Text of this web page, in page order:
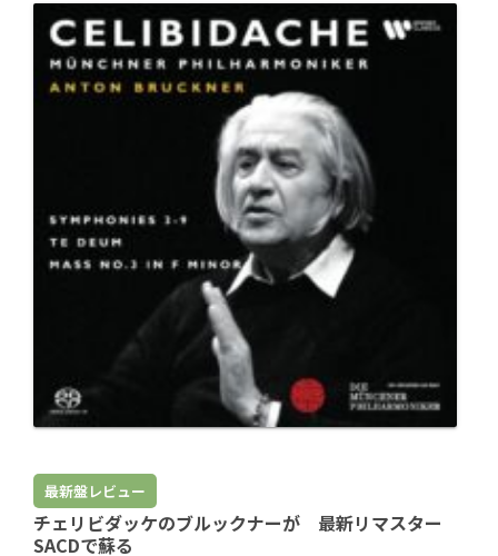
最新盤レビュー
チェリビダッケのブルックナーが 最新リマスター
SACDで蘇る